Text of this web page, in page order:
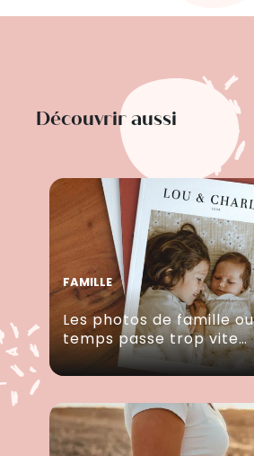
Découvrir aussi
FAMILLE
Les photos de famille
temps passe trop vite…